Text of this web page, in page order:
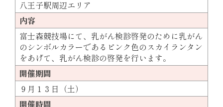
八王子駅周辺エリア
内容
富士森競技場にて、乳がん検診啓発のために乳がん
のシンボルカラーであるピンク色のスカイランタン
をあげて、乳がん検診の啓発を行います。
開催期間
９月１３日（土）
開催時間